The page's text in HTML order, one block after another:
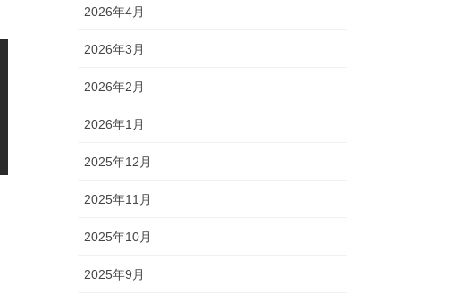
2026年4月
2026年3月
2026年2月
2026年1月
2025年12月
2025年11月
2025年10月
2025年9月